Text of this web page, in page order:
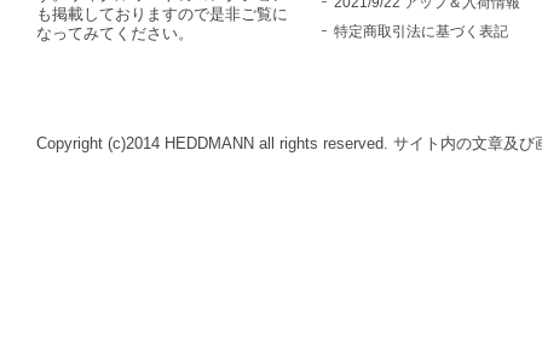
も掲載しておりますので是非ご覧に
なってみてください。
特定商取引法に基づく表記
Copyright (c)2014 HEDDMANN all rights reserved. サイト内の文章及